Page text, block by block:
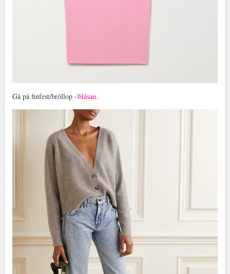
Gå på finfest/bröllop –blåsan.